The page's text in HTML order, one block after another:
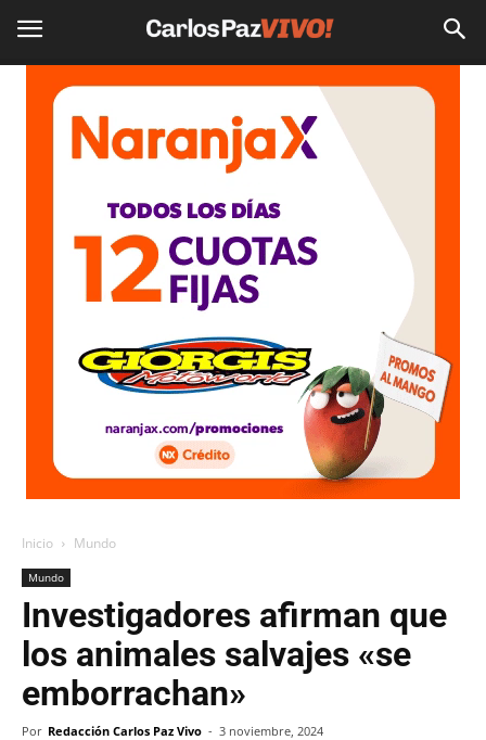
Inicio Mundo
Mundo
Investigadores afirman que
los animales salvajes «se
emborrachan»
Por Redacción Carlos Paz Vivo - 3 noviembre, 2024